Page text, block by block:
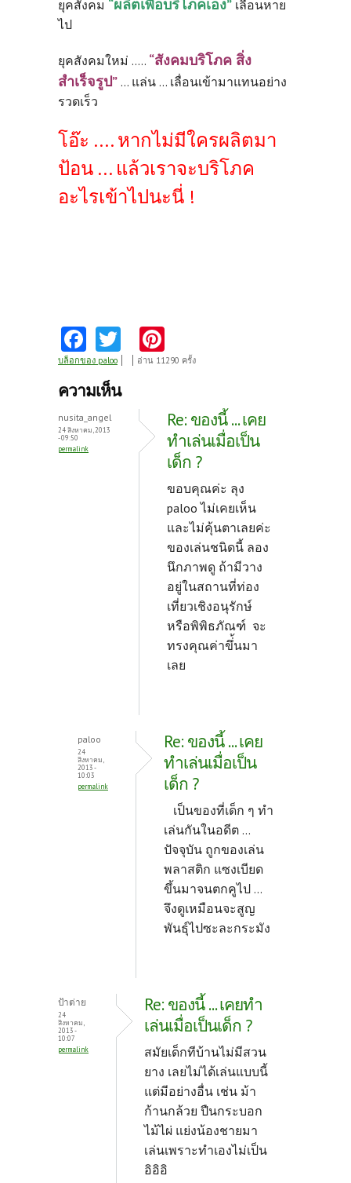
ยุคสังคม “ผลิตเพื่อบริโภคเอง” เลือนหาย
ไป
ยุคสังคมใหม่ ..... “สังคมบริโภค สิ่ง
สำเร็จรูป” ... แล่น ... เลื่อนเข้ามาแทนอย่าง
รวดเร็ว
โอ๊ะ .... หากไม่มีใครผลิตมา
ป้อน ... แล้วเราจะบริโภค
อะไรเข้าไปนะนี่ !
Fa
ce
b
o
o
k
w
itt
er
nt
es
t
บล็อกของ paloo อ่าน 11290 ครั้ง
ความเห็น
nusita_angel
24 สิงหาคม, 2013
- 09:50
permalink
Re: ของนี้ ... เคย
ทำเล่นเมื่อเป็น
เด็ก ?
ขอบคุณค่ะ ลุง
paloo ไม่เคยเห็น
และไม่คุ้นตาเลยค่ะ
ของเล่นชนิดนี้ ลอง
นึกภาพดู ถ้ามีวาง
อยู่ในสถานที่ท่อง
เที่ยวเชิงอนุรักษ์
หรือพิพิธภัณฑ์ จะ
ทรงคุณค่าขึ่้นมา
เลย
paloo
24
สิงหาคม,
2013 -
10:03
permalink
Re: ของนี้ ... เคย
ทำเล่นเมื่อเป็น
เด็ก ?
เป็นของที่เด็ก ๆ ทำ
เล่นกันในอดีต ...
ปัจจุบัน ถูกของเล่น
พลาสติก แซงเบียด
ขึ้นมาจนตกคูไป ...
จึงดูเหมือนจะสูญ
พันธุ์ไปซะละกระมัง
ป้าต่าย
24
สิงหาคม,
2013 -
10:07
permalink
Re: ของนี้ ... เคยทำ
เล่นเมื่อเป็นเด็ก ?
สมัยเด็กทีบ้านไม่มีสวน
ยาง เลยไม่ได้เล่นแบบนี้
แต่มีอย่างอื่น เช่น ม้า
ก้านกล้วย ปืนกระบอก
ไม้ไผ่ แย่งน้องชายมา
เล่นเพราะทำเองไม่เป็น
อิอิอิ